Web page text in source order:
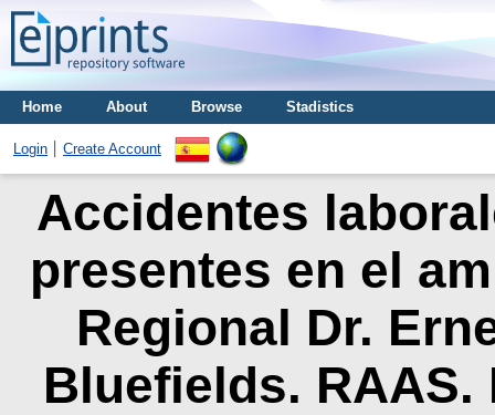
Home About Browse Stadistics
Login Create Account
Accidentes
presentes en el
Regional Dr.
Bluefields. RAAS.